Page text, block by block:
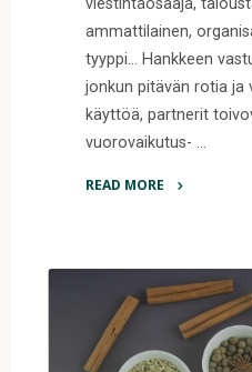
ammattilainen,
tyyppi… Hankkeen
jonkun pitävän rotia ja
käyttöä, partnerit
vuorovaikutus- …
READ MORE
hankkeiden
koordinaatiotarpeisiin"